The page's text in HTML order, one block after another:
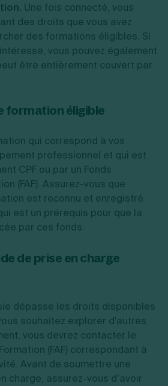
Une fois connecté, vous
des droits que vous avez
des formations éligibles. Si
vous pouvez également
être entièrement couvert par
formation éligible
qui correspond à vos
professionnel et qui est
CPF ou par un Fonds
(FAF). Assurez-vous que
est reconnu et enregistré
est un prérequis pour que la
par ces fonds.
de prise en charge
dépasse les droits disponibles
souhaitez explorer d'autres
vous devrez contacter le
(FAF) correspondant à
Avant de soumettre une
charge, assurez-vous d’avoir